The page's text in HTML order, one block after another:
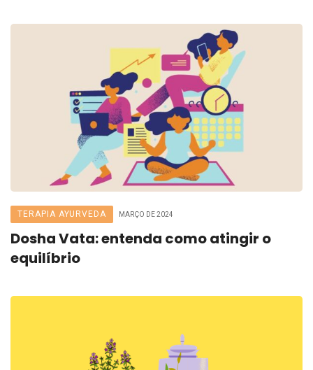
TERAPIA AYURVEDA MARÇO DE 2024
Dosha Vata: entenda como atingir o
equilíbrio